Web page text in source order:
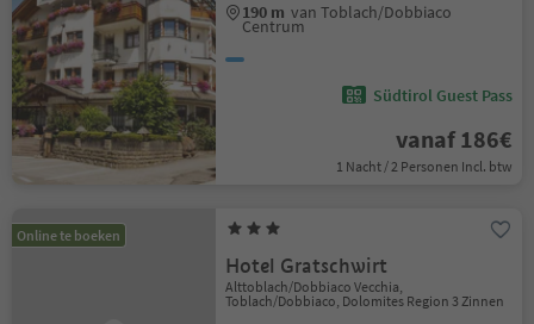
190 m van Toblach/Dobbiaco
Centrum
Südtirol Guest Pass
vanaf 186€
1 Nacht / 2 Personen Incl. btw
Online te boeken
Hotel Gratschwirt
Alttoblach/Dobbiaco Vecchia,
Toblach/Dobbiaco, Dolomites Region 3 Zinnen